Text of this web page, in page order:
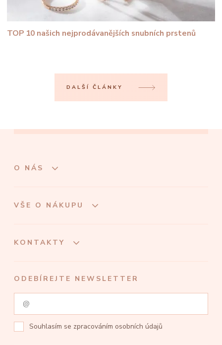
TOP 10 našich nejprodávanějších snubních prstenů
DALŠÍ ČLÁNKY
O NÁS
VŠE O NÁKUPU
KONTAKTY
ODEBÍREJTE NEWSLETTER
Souhlasím se zpracováním osobních údajů